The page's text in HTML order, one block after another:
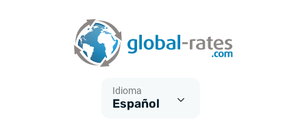
Idioma
Español
¿Qué es la inflación IPC?
¿Qué es la inflación IPCA?
Euribor - histórico
Calculadora de inflación